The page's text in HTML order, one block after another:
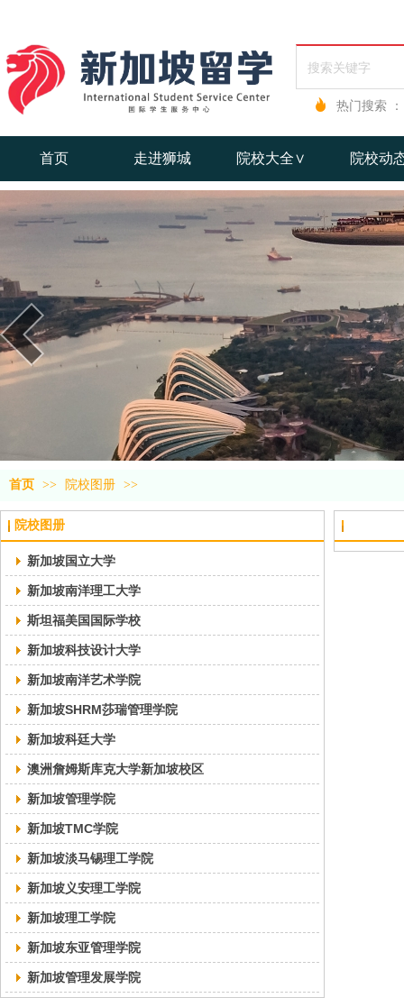
热门搜索 ：
首页 走进狮城 院校大全∨ 院校动
首页 >> 院校图册 >>
院校图册
新加坡国立大学
新加坡南洋理工大学
斯坦福美国国际学校
新加坡科技设计大学
新加坡南洋艺术学院
新加坡SHRM莎瑞管理学院
新加坡科廷大学
澳洲詹姆斯库克大学新加坡校区
新加坡管理学院
新加坡TMC学院
新加坡淡马锡理工学院
新加坡义安理工学院
新加坡理工学院
新加坡东亚管理学院
新加坡管理发展学院